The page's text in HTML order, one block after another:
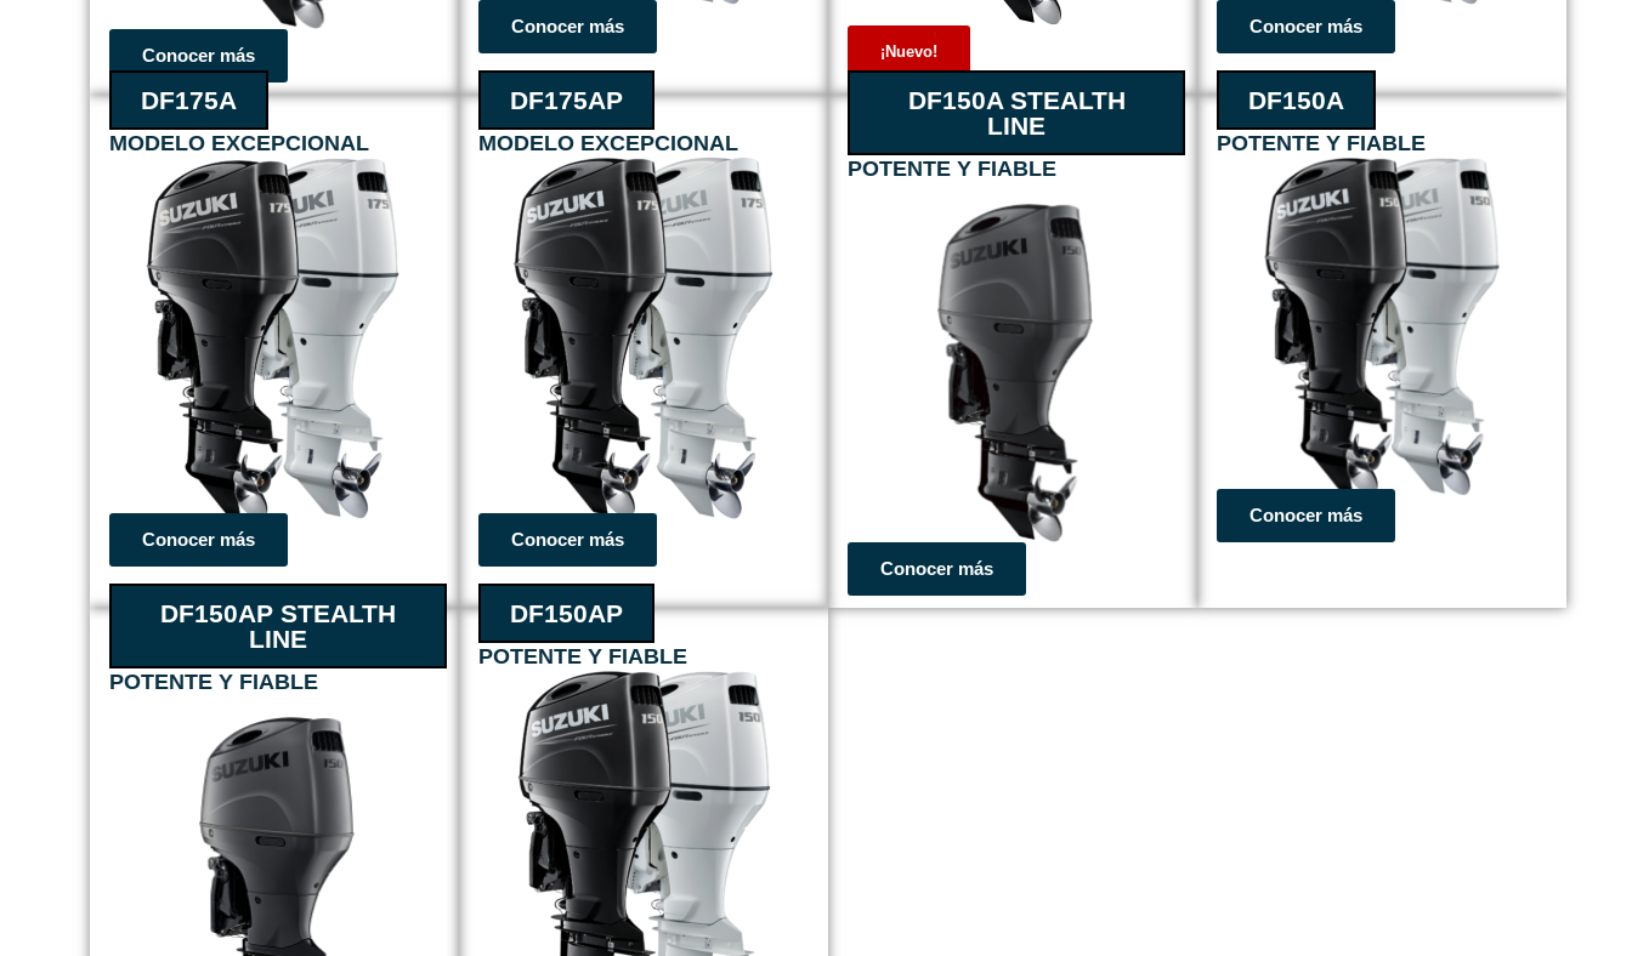
Conocer más
Conocer más
¡Nuevo!
Conocer más
DF175A
MODELO EXCEPCIONAL
Conocer más
DF175AP
MODELO EXCEPCIONAL​
Conocer más
DF150A STEALTH
LINE
POTENTE Y FIABLE
Conocer más
DF150A
POTENTE Y FIABLE
Conocer más
DF150AP STEALTH
LINE
POTENTE Y FIABLE
DF150AP
POTENTE Y FIABLE